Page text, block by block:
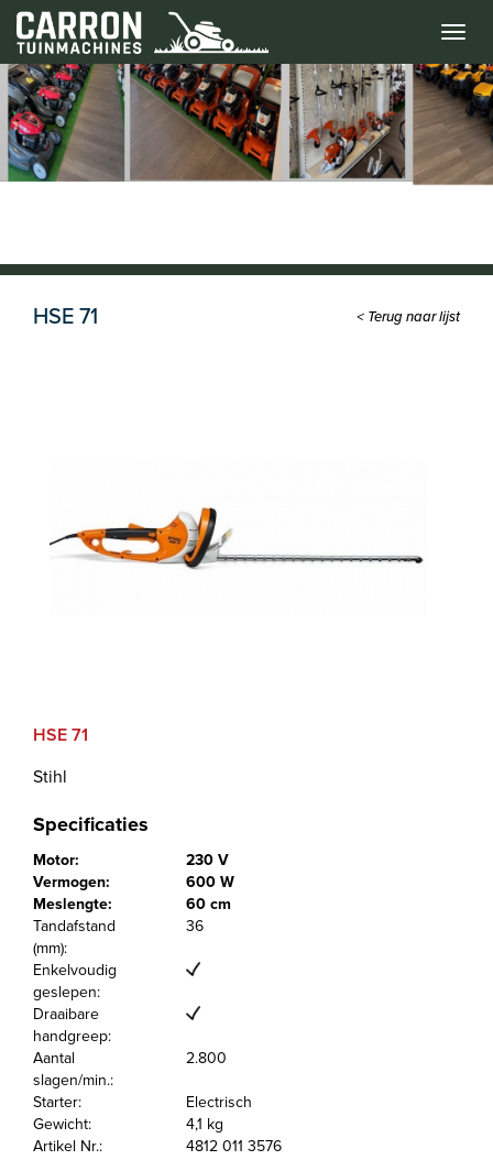
Menu
HSE 71 < Terug naar lijst
HSE 71
Stihl
Specificaties
Motor:
230 V
Vermogen:
600 W
Meslengte:
60 cm
Tandafstand
(mm):
36
Enkelvoudig
geslepen:
Draaibare
handgreep:
Aantal
slagen/min.:
2.800
Starter:
Electrisch
Gewicht:
4,1 kg
Artikel Nr.:
4812 011 3576